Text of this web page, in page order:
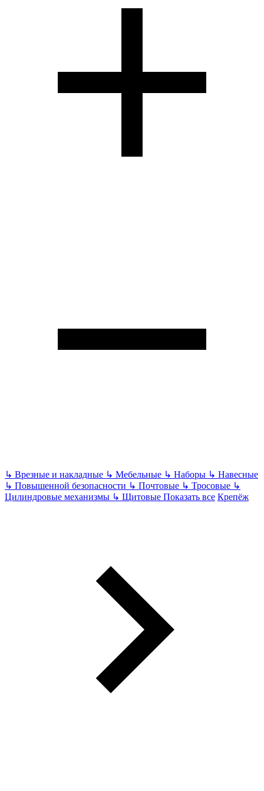
↳ Врезные и накладные ↳ Мебельные ↳ Наборы ↳ Навесные
↳ Повышенной безопасности ↳ Почтовые ↳ Тросовые ↳
Цилиндровые механизмы ↳ Щитовые Показать все Крепёж